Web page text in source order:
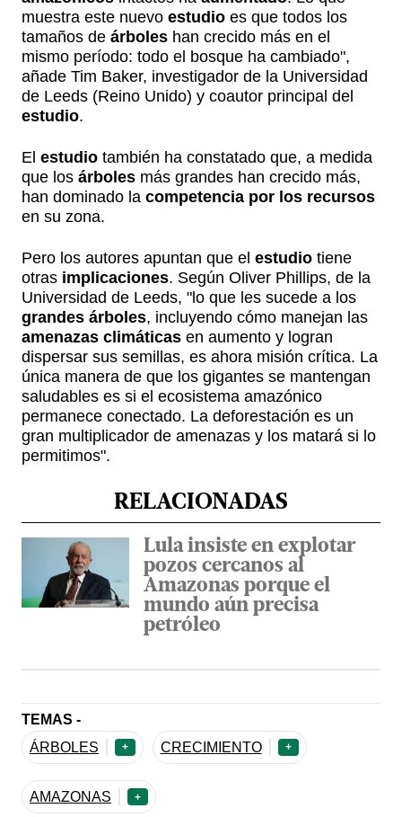
muestra este nuevo estudio es que todos los
tamaños de árboles han crecido más en el
mismo período: todo el bosque ha cambiado",
añade Tim Baker, investigador de la Universidad
de Leeds (Reino Unido) y coautor principal del
estudio.
El estudio también ha constatado que, a medida
que los árboles más grandes han crecido más,
han dominado la competencia por los recursos
en su zona.
Pero los autores apuntan que el estudio tiene
otras implicaciones. Según Oliver Phillips, de la
Universidad de Leeds, "lo que les sucede a los
grandes árboles, incluyendo cómo manejan las
amenazas climáticas en aumento y logran
dispersar sus semillas, es ahora misión crítica. La
única manera de que los gigantes se mantengan
saludables es si el ecosistema amazónico
permanece conectado. La deforestación es un
gran multiplicador de amenazas y los matará si lo
permitimos".
RELACIONADAS
Lula insiste en explotar
pozos cercanos al
Amazonas porque el
mundo aún precisa
petróleo
TEMAS -
ÁRBOLES
+ CRECIMIENTO +
AMAZONAS +